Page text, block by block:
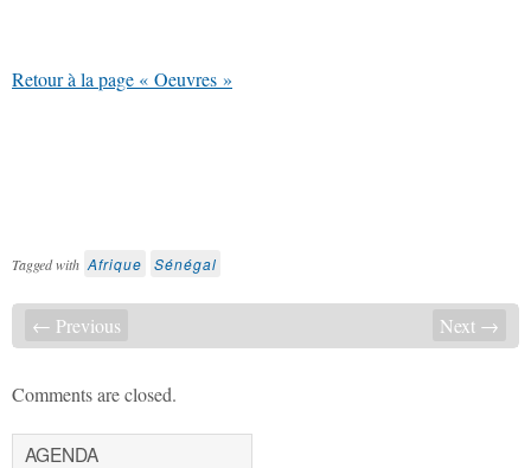
Retour à la page « Oeuvres »
Tagged with Afrique Sénégal
← Previous Next →
Comments are closed.
AGENDA